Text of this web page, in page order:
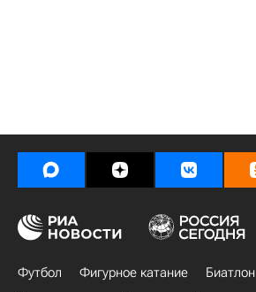
Футбол Фигурное катание Биатлон